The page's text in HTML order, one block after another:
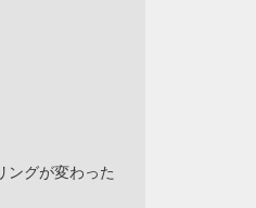
グが変わった